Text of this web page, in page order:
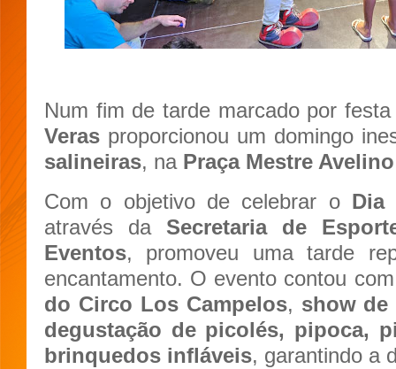
Num fim de tarde marcado por
Veras proporcionou um domingo
salineiras, na Praça Mestre Avelino
Com o objetivo de celebrar o Dia
através da Secretaria de
Eventos, promoveu uma tarde
encantamento. O evento contou
do Circo Los Campelos, show de
degustação de picolés, pipoca,
brinquedos infláveis, garantindo a